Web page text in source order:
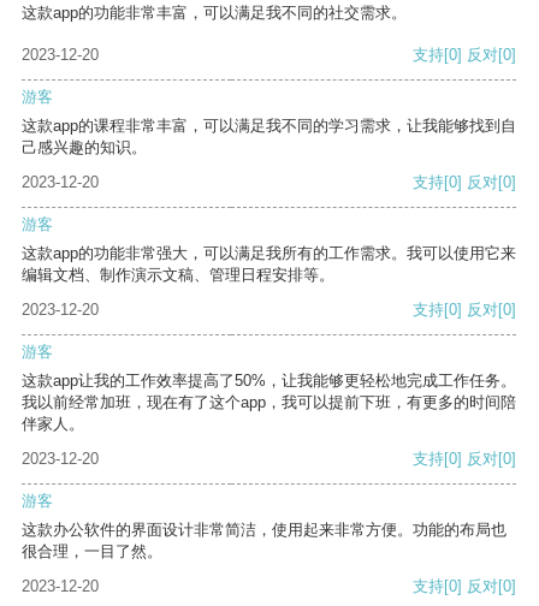
这款app的功能非常丰富，可以满足我不同的社交需求。
2023-12-20 支持[0] 反对[0]
游客
这款app的课程非常丰富，可以满足我不同的学习需求，让我能够找到自
己感兴趣的知识。
2023-12-20
支持[0] 反对[0]
游客
这款app的功能非常强大，可以满足我所有的工作需求。我可以使用它来
编辑文档、制作演示文稿、管理日程安排等。
2023-12-20
支持[0] 反对[0]
游客
这款app让我的工作效率提高了50%，让我能够更轻松地完成工作任务。
我以前经常加班，现在有了这个app，我可以提前下班，有更多的时间陪
伴家人。
2023-12-20
支持[0] 反对[0]
游客
这款办公软件的界面设计非常简洁，使用起来非常方便。功能的布局也
很合理，一目了然。
2023-12-20
支持[0] 反对[0]